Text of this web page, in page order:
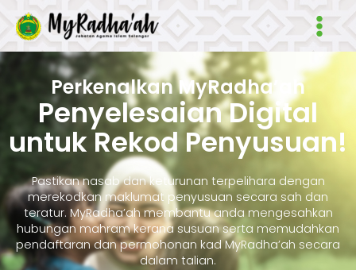
Main
Perkenalkan MyRadha’ah
Penyelesaian Digital
untuk Rekod Penyusuan!
Pastikan nasab dan keturunan terpelihara dengan
merekodkan maklumat penyusuan secara sah dan
teratur. MyRadha’ah membantu anda mengesahkan
hubungan mahram kerana susuan serta memudahkan
pendaftaran dan permohonan kad MyRadha’ah secara
dalam talian.